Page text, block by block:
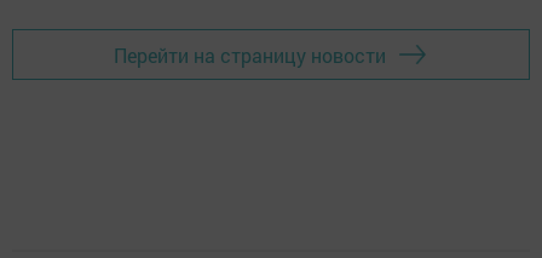
Перейти на страницу новости